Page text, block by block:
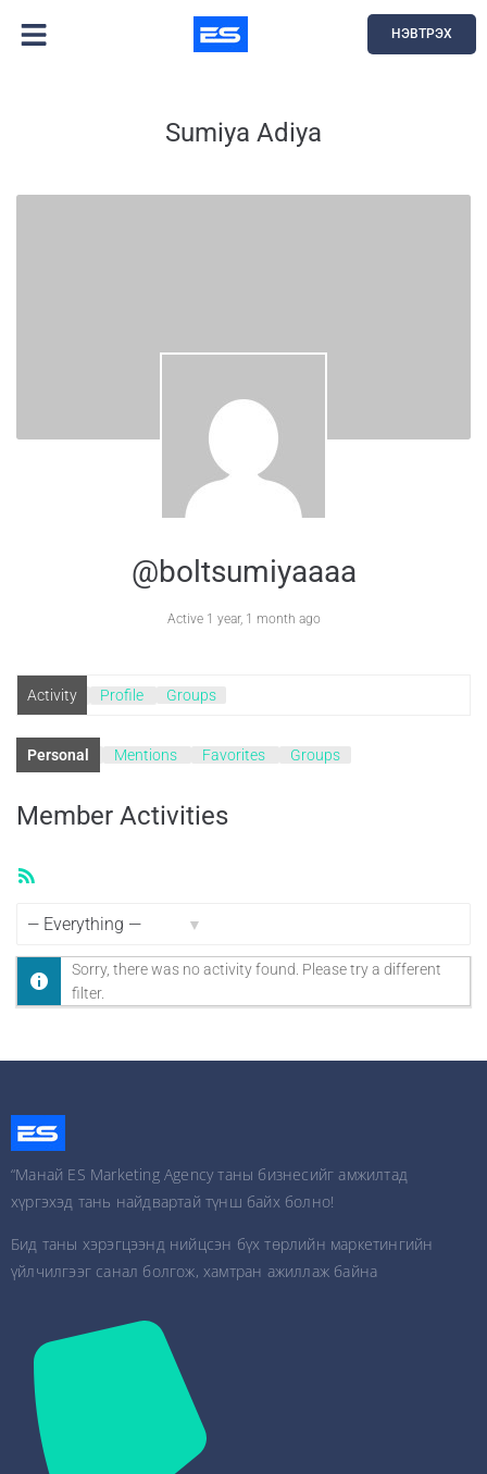
НЭВТРЭХ
Sumiya Adiya
@boltsumiyaaaa
Active 1 year, 1 month ago
Activity Profile Groups
Personal Mentions Favorites Groups
Member Activities
Sorry, there was no activity found. Please try a different
filter.
“Манай ES Marketing Agency таны бизнесийг амжилтад
хүргэхэд тань найдвартай түнш байх болно!
Бид таны хэрэгцээнд нийцсэн бүх төрлийн маркетингийн
үйлчилгээг санал болгож, хамтран ажиллаж байна